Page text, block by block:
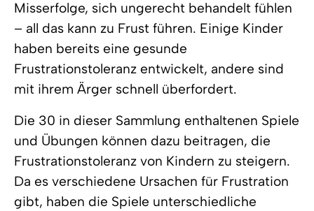
Misserfolge, sich ungerecht behandelt fühlen
– all das kann zu Frust führen. Einige Kinder
haben bereits eine gesunde
Frustrationstoleranz entwickelt, andere sind
mit ihrem Ärger schnell überfordert.
Die 30 in dieser Sammlung enthaltenen Spiele
und Übungen können dazu beitragen, die
Frustrationstoleranz von Kindern zu steigern.
Da es verschiedene Ursachen für Frustration
gibt, haben die Spiele unterschiedliche